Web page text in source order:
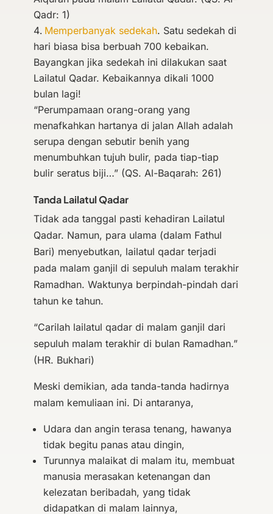
Qadr: 1)
Memperbanyak sedekah. Satu sedekah di
hari biasa bisa berbuah 700 kebaikan.
Bayangkan jika sedekah ini dilakukan saat
Lailatul Qadar. Kebaikannya dikali 1000
bulan lagi!
“Perumpamaan orang-orang yang
menafkahkan hartanya di jalan Allah adalah
serupa dengan sebutir benih yang
menumbuhkan tujuh bulir, pada tiap-tiap
bulir seratus biji…” (QS. Al-Baqarah: 261)
Tanda Lailatul Qadar
Tidak ada tanggal pasti kehadiran Lailatul
Qadar. Namun, para ulama (dalam Fathul
Bari) menyebutkan, lailatul qadar terjadi
pada malam ganjil di sepuluh malam terakhir
Ramadhan. Waktunya berpindah-pindah dari
tahun ke tahun.
“Carilah lailatul qadar di malam ganjil dari
sepuluh malam terakhir di bulan Ramadhan.”
(HR. Bukhari)
Meski demikian, ada tanda-tanda hadirnya
malam kemuliaan ini. Di antaranya,
Udara dan angin terasa tenang, hawanya
tidak begitu panas atau dingin,
Turunnya malaikat di malam itu, membuat
manusia merasakan ketenangan dan
kelezatan beribadah, yang tidak
didapatkan di malam lainnya,